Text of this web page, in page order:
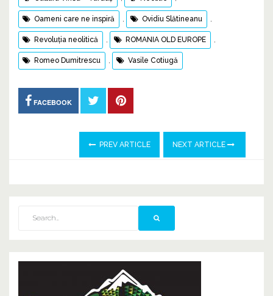
Oameni care ne inspiră , Ovidiu Slătineanu ,
Revoluția neolitică , ROMANIA OLD EUROPE ,
Romeo Dumitrescu , Vasile Cotiugă
FACEBOOK
PREV ARTICLE NEXT ARTICLE